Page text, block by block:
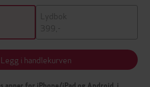
Lydbok
399,-
Legg i handlekurven